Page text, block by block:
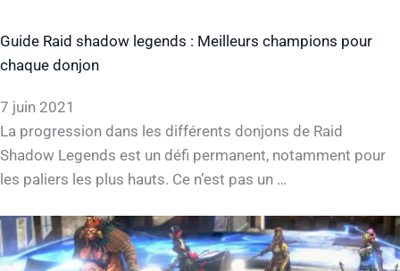
Guide Raid shadow legends : Meilleurs champions pour
chaque donjon
7 juin 2021
La progression dans les différents donjons de Raid
Shadow Legends est un défi permanent, notamment pour
les paliers les plus hauts. Ce n’est pas un …